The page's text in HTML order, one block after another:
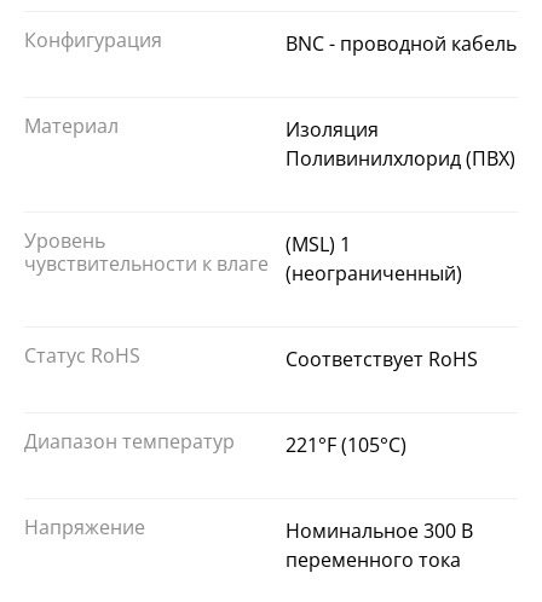
Конфигурация BNC - проводной кабель
Материал
Изоляция
Поливинилхлорид (ПВХ)
Уровень
чувствительности к влаге
(MSL) 1
(неограниченный)
Статус RoHS Соответствует RoHS
Диапазон температур 221°F (105°C)
Напряжение
Номинальное 300 В
переменного тока